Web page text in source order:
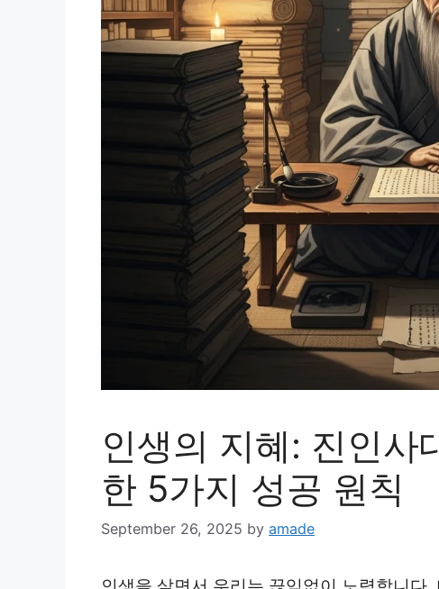
인생의 지혜: 진인사
한 5가지 성공 원칙
September 26, 2025 by amade